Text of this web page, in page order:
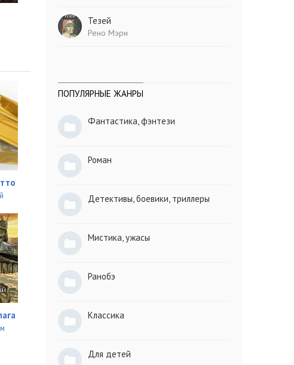
36:36
07:04
28:43
15:30
07:02
12:17
08:48
13:38
31:37
42:35
Тезей
Рено Мэри
ПОПУЛЯРНЫЕ ЖАНРЫ
Фантастика, фэнтези
Роман
Детективы, боевики, триллеры
Мистика, ужасы
Ранобэ
Классика
Для детей